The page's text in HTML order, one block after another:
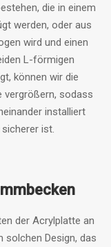
die in einem
werden, oder aus
wird und einen
L-förmigen
können wir die
vergrößern, sodass
installiert
ist.
der Acrylplatte an
solchen Design, das